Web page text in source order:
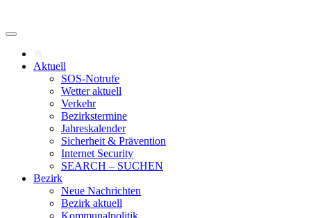
Aktuell
SOS-Notrufe
Wetter aktuell
Verkehr
Bezirkstermine
Jahreskalender
Sicherheit & Prävention
Internet Security
SEARCH – SUCHEN
Bezirk
Neue Nachrichten
Bezirk aktuell